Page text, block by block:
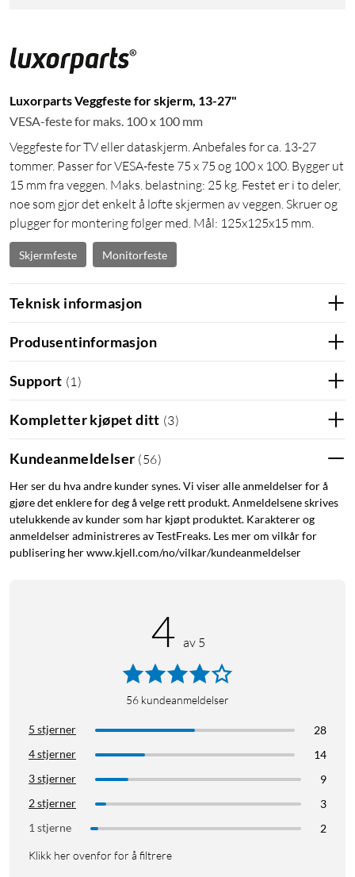
Luxorparts Veggfeste for skjerm, 13-27"
VESA-feste for maks. 100 x 100 mm
Veggfeste for TV eller dataskjerm. Anbefales for ca. 13-27
tommer. Passer for VESA-feste 75 x 75 og 100 x 100. Bygger ut
15 mm fra veggen. Maks. belastning: 25 kg. Festet er i to deler,
noe som gjør det enkelt å løfte skjermen av veggen. Skruer og
plugger for montering følger med. Mål: 125x125x15 mm.
Skjermfeste Monitorfeste
Teknisk informasjon
Produsentinformasjon
Support (1 )
Kompletter kjøpet ditt (3)
Kundeanmeldelser (56)
Her ser du hva andre kunder synes. Vi viser alle anmeldelser for å
gjøre det enklere for deg å velge rett produkt. Anmeldelsene skrives
utelukkende av kunder som har kjøpt produktet. Karakterer og
anmeldelser administreres av TestFreaks. Les mer om vilkår for
publisering her www.kjell.com/no/vilkar/kundeanmeldelser
4 av 5
56 kundeanmeldelser
5 stjerner
28
4 stjerner
14
3 stjerner
9
2 stjerner
3
1 stjerne
2
Klikk her ovenfor for å filtrere